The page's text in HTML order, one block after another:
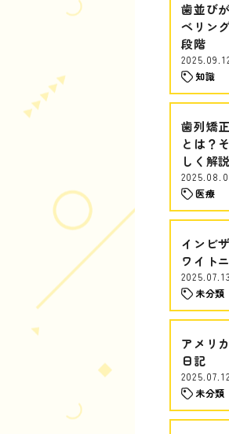
歯並び
ベリン
段階
知識
歯列矯
とは？
しく解説
医療
インビ
ワイト
2025.07.13
未分類
アメリ
日記
2025.07.12
未分類